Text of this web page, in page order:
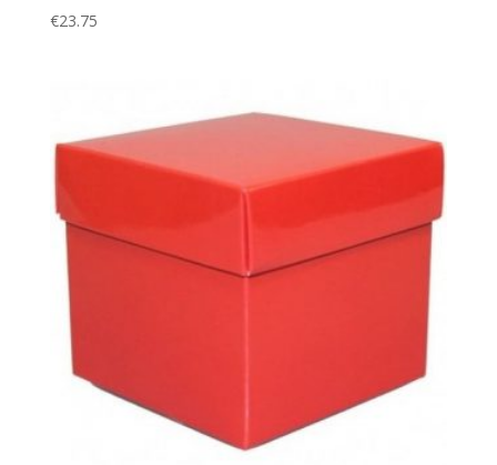
€23.75